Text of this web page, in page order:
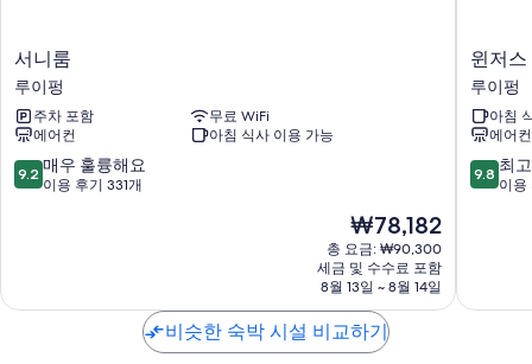
난방 및 하우스키핑 서비스
서
니
룸
루
이
펑
서니룸
루이펑
주차 포함
무료 WiFi
에어컨
아침 식사 이용 가능
10
점
매
9.2 매우 훌륭해요
이용 후기 331개
현
재
요
금
₩78,182
₩78,182
총 요금: ₩90,300
세금 및 수수료 포함
8월 13일 ~ 8월 14일
윈
저
스
브
리
즈
루
윈저
루이펑
아침
에어컨
10
점
최
9.8 최
이용
비슷한 숙박 시설 비교하기